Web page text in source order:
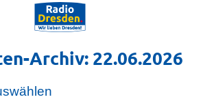
Archiv: 22.06.2026